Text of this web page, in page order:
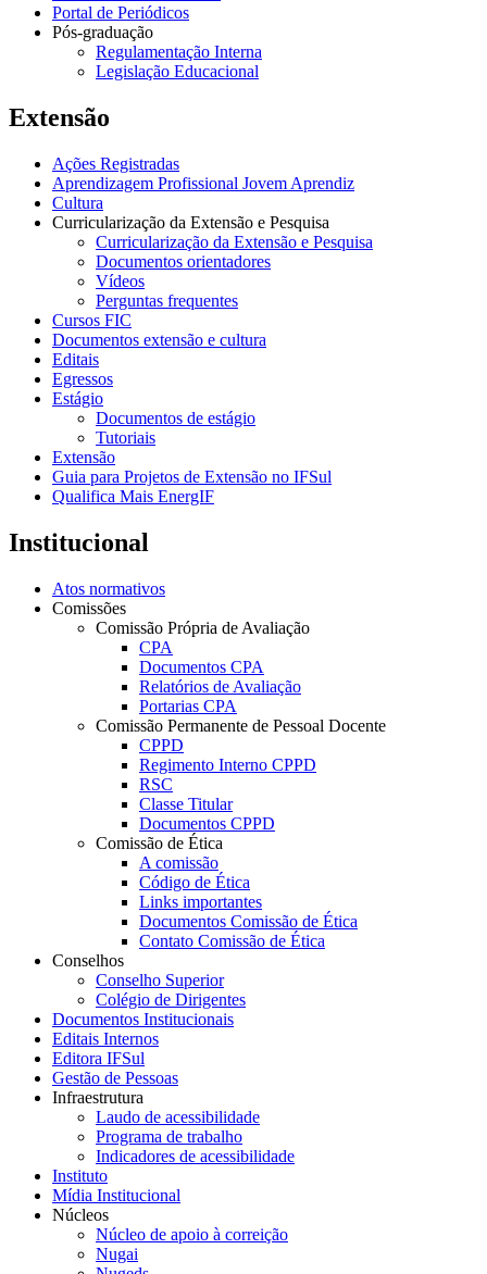
Portal de Periódicos
Pós-graduação
Regulamentação Interna
Legislação Educacional
Extensão
Ações Registradas
Aprendizagem Profissional Jovem Aprendiz
Cultura
Curricularização da Extensão e Pesquisa
Curricularização da Extensão e Pesquisa
Documentos orientadores
Vídeos
Perguntas frequentes
Cursos FIC
Documentos extensão e cultura
Editais
Egressos
Estágio
Documentos de estágio
Tutoriais
Extensão
Guia para Projetos de Extensão no IFSul
Qualifica Mais EnergIF
Institucional
Atos normativos
Comissões
Comissão Própria de Avaliação
CPA
Documentos CPA
Relatórios de Avaliação
Portarias CPA
Comissão Permanente de Pessoal Docente
CPPD
Regimento Interno CPPD
RSC
Classe Titular
Documentos CPPD
Comissão de Ética
A comissão
Código de Ética
Links importantes
Documentos Comissão de Ética
Contato Comissão de Ética
Conselhos
Conselho Superior
Colégio de Dirigentes
Documentos Institucionais
Editais Internos
Editora IFSul
Gestão de Pessoas
Infraestrutura
Laudo de acessibilidade
Programa de trabalho
Indicadores de acessibilidade
Instituto
Mídia Institucional
Núcleos
Núcleo de apoio à correição
Nugai